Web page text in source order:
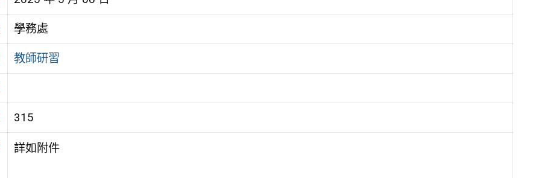
學務處
教師研習
315
詳如附件